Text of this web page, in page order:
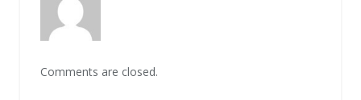
Comments are closed.